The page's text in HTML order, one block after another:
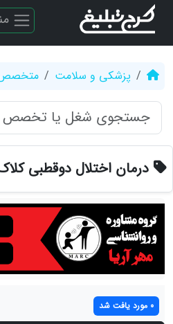
پزشکی و سلامت متخصص
درمان اختلال دوقطبی
0 مورد یافت شد